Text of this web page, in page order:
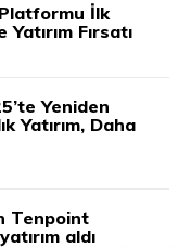
İlk
Fırsatı
Yeniden
Yatırım, Daha
Tenpoint
aldı